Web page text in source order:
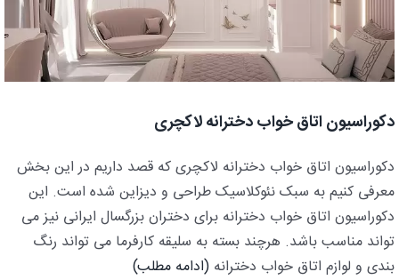
دکوراسیون اتاق خواب دخترانه لاکچری
دکوراسیون اتاق خواب دخترانه لاکچری که قصد داریم در این بخش
معرفی کنیم به سبک نئوکلاسیک طراحی و دیزاین شده است. این
دکوراسیون اتاق خواب دخترانه برای دختران بزرگسال ایرانی نیز می
تواند مناسب باشد. هرچند بسته به سلیقه کارفرما می تواند رنگ
بندی و لوازم اتاق خواب دخترانه (ادامه مطلب)